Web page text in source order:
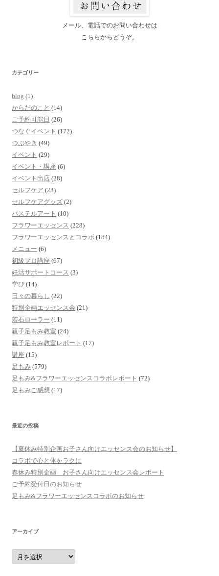
メール、電話でのお問い合わせは
こちらからどうぞ。
カテゴリー
blog (1)
からだのこと (14)
ご予約可能日 (26)
つなぐイベント (172)
つぶやき (49)
イベント (29)
イベント・講座 (6)
イベント出店 (28)
セルフケア (23)
セルフケアグッズ (2)
パステルアート (10)
フラワーエッセンス (228)
フラワーエッセンスとコラボ (184)
メニュー (6)
初級プロ講座 (67)
妊活サポートコース (3)
学び (14)
日々の暮らし (22)
特別企画エッセンス会 (21)
若石ローラー (11)
親子足もみ教室 (24)
親子足もみ教室レポート (17)
講座 (15)
足もみ (579)
足もみ&フラワーエッセンスコラボレポート (72)
足もみご感想 (17)
最近の投稿
【夏休み特別企画お子さん向けエッセンス会のお知らせ】
コラボで心と体をラクに
春休み特別企画 お子さん向けエッセンス会レポート
ご予約受付日のお知らせ
足もみ&フラワーエッセンスコラボのお知らせ
アーカイブ
ア
ー
カ